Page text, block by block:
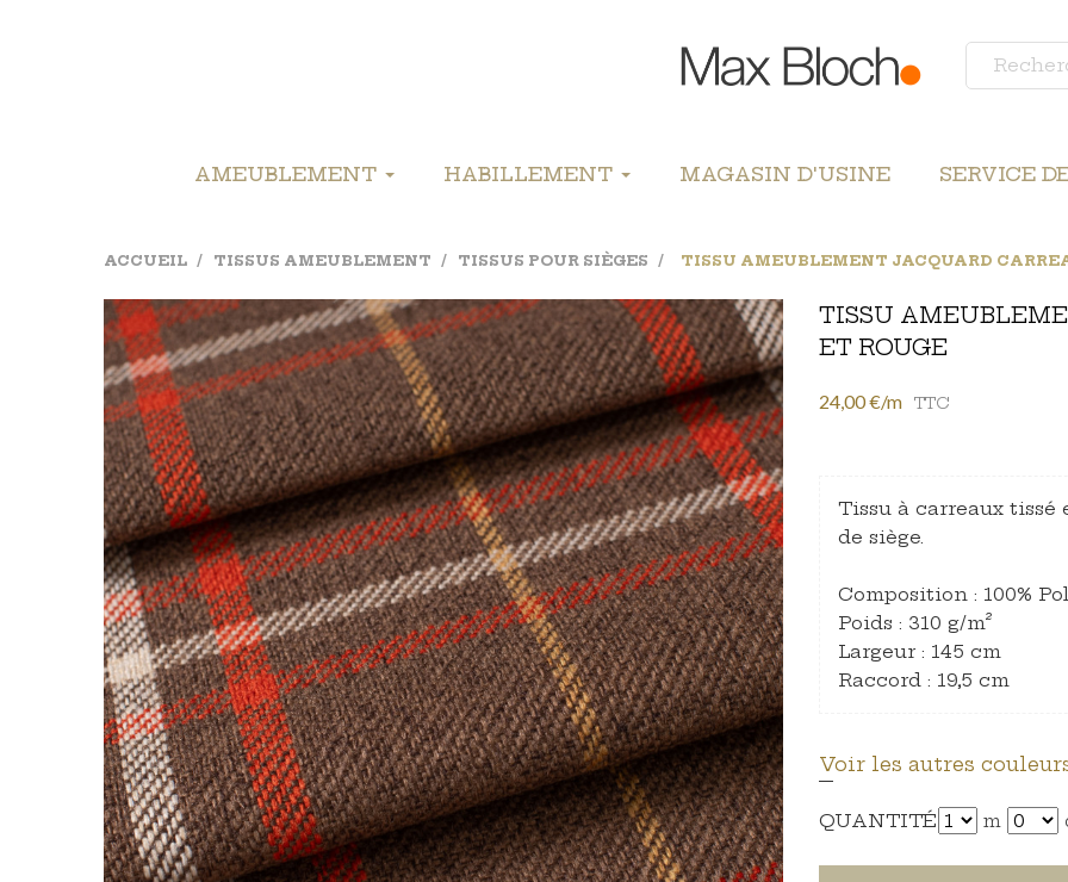
AMEUBLEMENT HABILLEMENT MAGASIN D'USINE SERVICE
ACCUEIL TISSUS AMEUBLEMENT TISSUS POUR SIÈGES TISSU AMEUBLEMENT JACQUARD
TISSU
ET ROUGE
24,00 €/m TTC
Tissu à carreaux
de siège.
Composition : 100%
Poids : 310 g/m²
Largeur : 145 cm
Raccord : 19,5 cm
Voir les autres
QUANTITÉ m